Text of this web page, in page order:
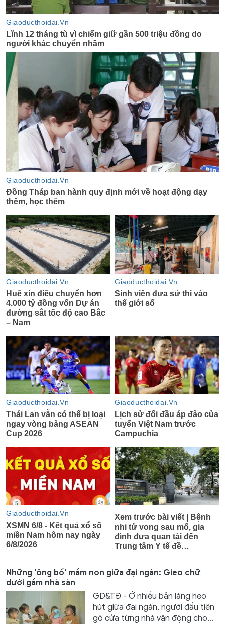
Những 'ông bố' mầm non giữa đại ngàn: Gieo chữ
dưới gầm nhà sàn
GD&TĐ - Ở nhiều bản làng heo
hút giữa đại ngàn, người đầu tiên
gõ cửa từng nhà vận động cho...